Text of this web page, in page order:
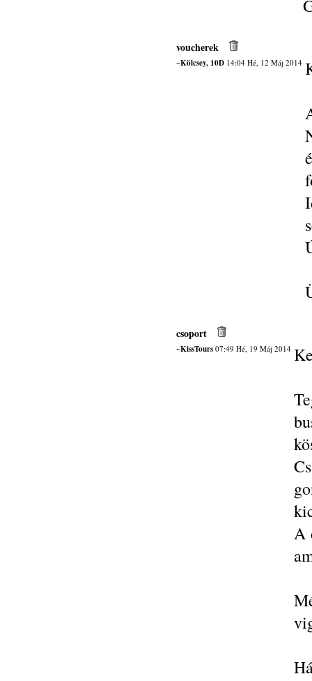
voucherek
~Kölcsey, 10D14:04 Hé, 12 Máj 2014
csoport
~KissTours07:49 Hé, 19 Máj 2014
A